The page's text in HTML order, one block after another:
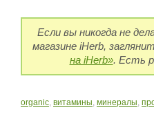
Если вы никогда не
магазине iHerb,
на iHerb». Есть
organic, витамины, минералы,